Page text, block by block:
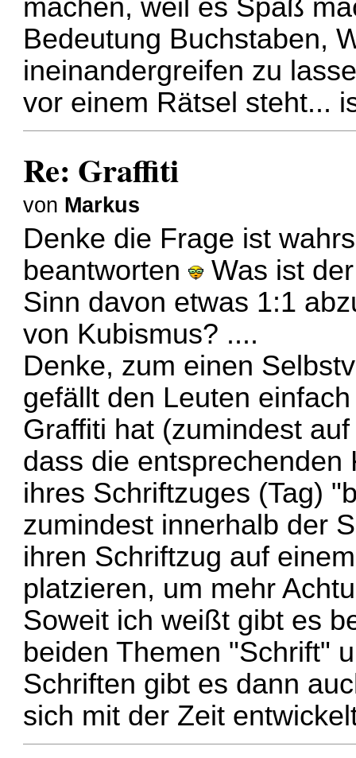
machen, weil es Spaß
Bedeutung Buchstaben,
ineinandergreifen zu
vor einem Rätsel steht...
Re: Graffiti
von Markus
Denke die Frage ist
beantworten
Was ist
Sinn davon etwas 1:1
von Kubismus? ....
Denke, zum einen
gefällt den Leuten
Graffiti hat (zumindest
dass die entsprechenden
ihres Schriftzuges (Tag)
zumindest innerhalb der
ihren Schriftzug auf
platzieren, um mehr
Soweit ich weißt gibt es
beiden Themen "Schrift"
Schriften gibt es dann
sich mit der Zeit